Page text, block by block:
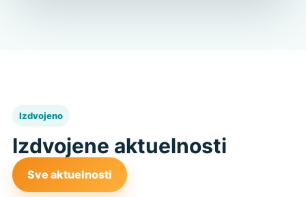
Izdvojeno
Izdvojene aktuelnosti
Sve aktuelnosti